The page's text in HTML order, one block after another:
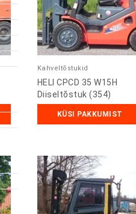
Kahveltõstukid
HELI CPCD 35 W15H
Diiseltõstuk (354)
KÜSI PAKKUMIST